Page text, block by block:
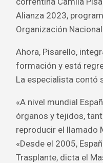
Alianza 2023,
Organización
Ahora, Pisarello,
formación y está
La especialista contó
«A nivel mundial
órganos y tejidos,
reproducir el llamado
«Desde el 2005,
Trasplante, dicta el